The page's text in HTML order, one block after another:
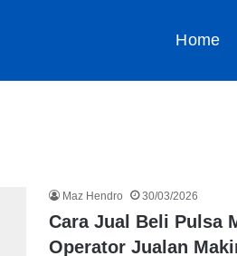
Home
Maz Hendro 30/03/2026
Cara Jual Beli Pulsa
Operator Jualan